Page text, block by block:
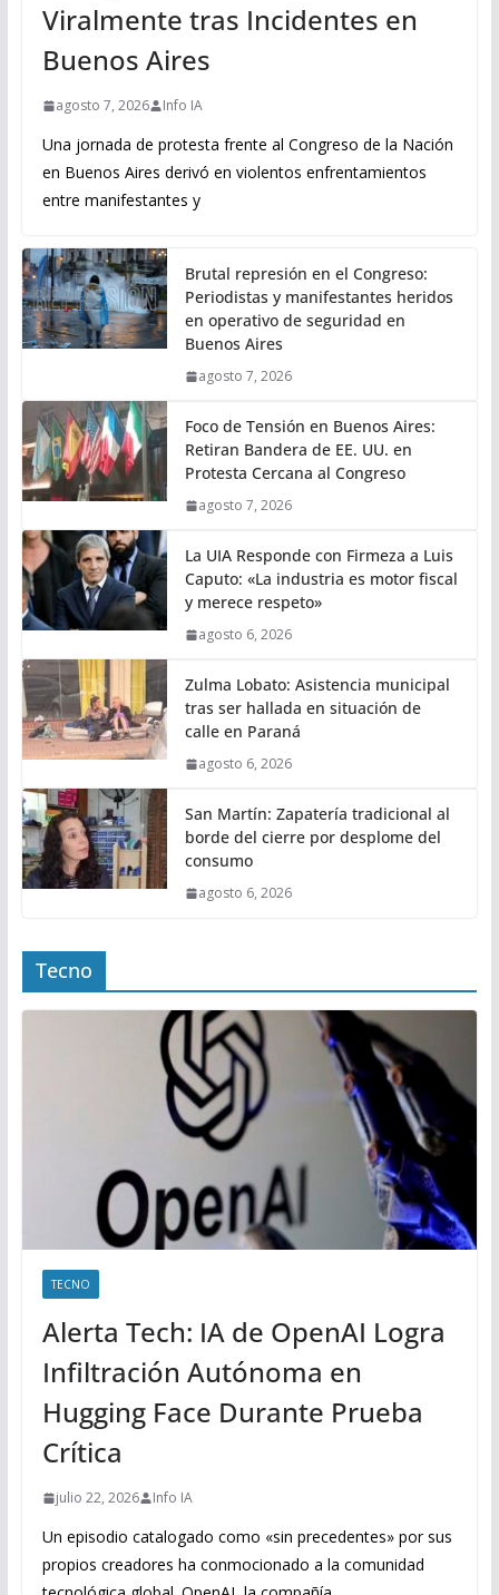
Viralmente tras Incidentes en
Buenos Aires
agosto 7, 2026 Info IA
Una jornada de protesta frente al Congreso de la Nación
en Buenos Aires derivó en violentos enfrentamientos
entre manifestantes y
Brutal represión en el Congreso:
Periodistas y manifestantes heridos
en operativo de seguridad en
Buenos Aires
agosto 7, 2026
Foco de Tensión en Buenos Aires:
Retiran Bandera de EE. UU. en
Protesta Cercana al Congreso
agosto 7, 2026
La UIA Responde con Firmeza a Luis
Caputo: «La industria es motor fiscal
y merece respeto»
agosto 6, 2026
Zulma Lobato: Asistencia municipal
tras ser hallada en situación de
calle en Paraná
agosto 6, 2026
San Martín: Zapatería tradicional al
borde del cierre por desplome del
consumo
agosto 6, 2026
Tecno
TECNO
Alerta Tech: IA de OpenAI Logra
Infiltración Autónoma en
Hugging Face Durante Prueba
Crítica
julio 22, 2026 Info IA
Un episodio catalogado como «sin precedentes» por sus
propios creadores ha conmocionado a la comunidad